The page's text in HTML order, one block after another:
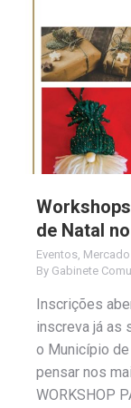
de Natal
Eventos, Mercado
By Gabinete
Inscrições
inscreva já as
o Município
pensar nos
WORKSHOP